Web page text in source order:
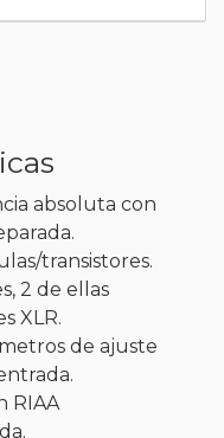
absoluta con
transistores.
2 de ellas
XLR.
de ajuste
RIAA